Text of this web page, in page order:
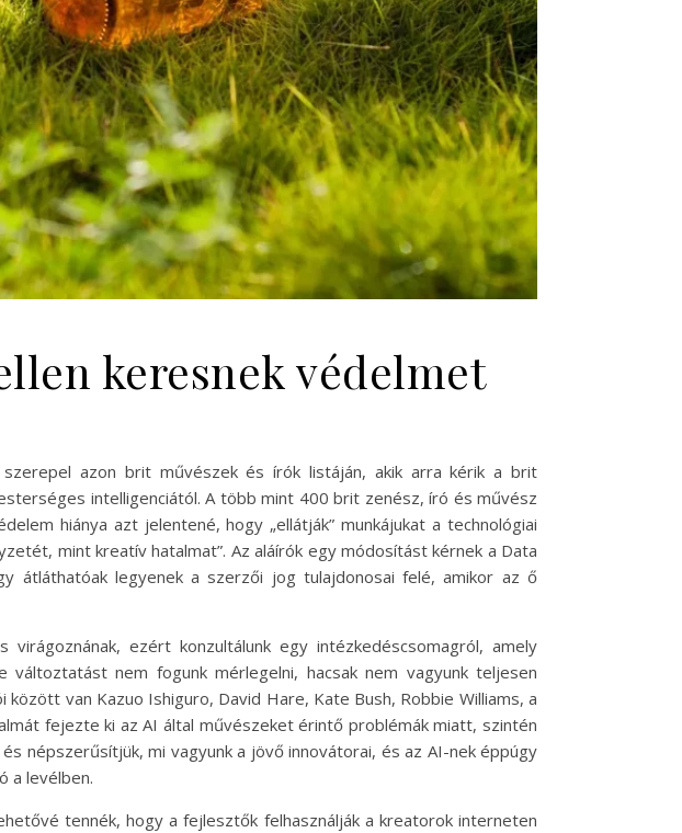
keresnek védelmet
azon brit művészek és írók listáján, akik arra kérik a brit
intelligenciától. A több mint 400 brit zenész, író és művész
hiánya azt jelentené, hogy „ellátják” munkájukat a technológiai
mint kreatív hatalmat”. Az aláírók egy módosítást kérnek a Data
átláthatóak legyenek a szerzői jog tulajdonosai felé, amikor az ő
ezért konzultálunk egy intézkedéscsomagról, amely
nem fogunk mérlegelni, hacsak nem vagyunk teljesen
van Kazuo Ishiguro, David Hare, Kate Bush, Robbie Williams, a
fejezte ki az AI által művészeket érintő problémák miatt, szintén
népszerűsítjük, mi vagyunk a jövő innovátorai, és az AI-nek éppúgy
a levélben.
tennék, hogy a fejlesztők felhasználják a kreatorok interneten